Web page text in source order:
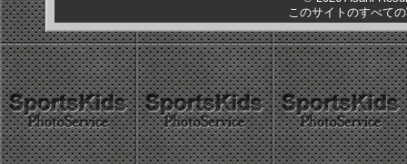
このサイトのすべて